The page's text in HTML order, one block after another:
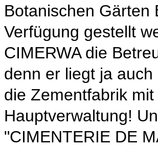
Botanischen Gärten
Verfügung gestellt
CIMERWA die
denn er liegt ja
die Zementfabrik
Hauptverwaltung!
"CIMENTERIE DE